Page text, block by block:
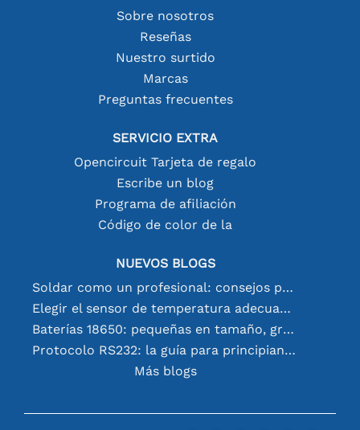
Sobre nosotros
Reseñas
Nuestro surtido
Marcas
Preguntas frecuentes
SERVICIO EXTRA
Opencircuit Tarjeta de regalo
Escribe un blog
Programa de afiliación
Código de color de la
NUEVOS BLOGS
Soldar como un profesional: consejos para conexiones electrónicas perfectas
Elegir el sensor de temperatura adecuado [youtube]
Baterías 18650: pequeñas en tamaño, grandes en rendimiento
Protocolo RS232: la guía para principiantes
Más blogs